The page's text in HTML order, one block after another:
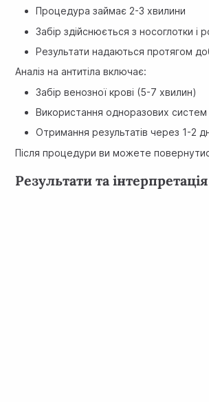
Процедура займає 2-3 хвилини
Забір здійснюється з носоглотки і
Результати надаються протягом
Аналіз на антитіла включає:
Забір венозної крові (5-7 хвилин)
Використання одноразових
Отримання результатів через 1-2
Після процедури ви можете
Результати та